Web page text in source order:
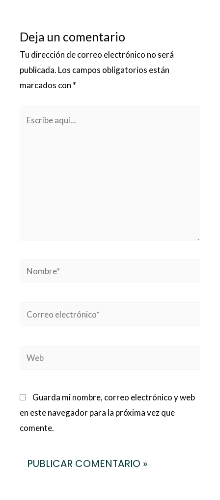
Deja un comentario
Tu dirección de correo electrónico no será
publicada. Los campos obligatorios están
marcados con *
Nombre*
Correo
Web
Guarda mi nombre, correo electrónico y web
en este navegador para la próxima vez que
comente.